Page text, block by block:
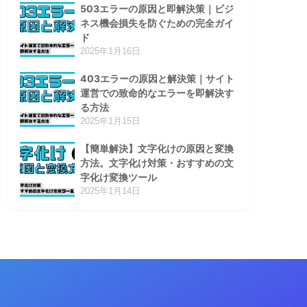
503エラーの原因と即解決策｜ビジ
ネス機会損失を防ぐための完全ガイ
ド
2025年1月16日
403エラーの原因と解決策｜サイト
運営での致命的なエラーを即解決す
る方法
2025年1月15日
【簡単解決】文字化けの原因と変換
方法。文字化け対策・おすすめの文
字化け変換ツール
2025年1月14日